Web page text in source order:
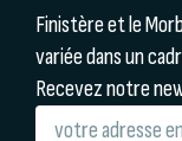
Finistère et le
variée dans un
Recevez notre